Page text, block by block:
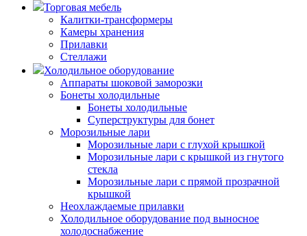
Торговая мебель
Калитки-трансформеры
Камеры хранения
Прилавки
Стеллажи
Холодильное оборудование
Аппараты шоковой заморозки
Бонеты холодильные
Бонеты холодильные
Суперструктуры для бонет
Морозильные лари
Морозильные лари с глухой крышкой
Морозильные лари с крышкой из гнутого
стекла
Морозильные лари с прямой прозрачной
крышкой
Неохлаждаемые прилавки
Холодильное оборудование под выносное
холодоснабжение